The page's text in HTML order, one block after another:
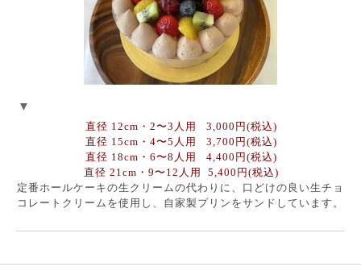
▼
直径 12cm・2〜3人用 3,000円(税込)
直径 15cm・4〜5人用 3,700円(税込)
直径 18cm・6〜8人用 4,400円(税込)
直径 21cm・9〜12人用 5,400円(税込)
定番ホールケーキの生クリームの代わりに、口どけの 良い生チョ
コ レートクリームを使用し、自家製 プリン をサンドしています。